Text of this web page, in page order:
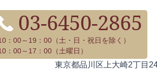
03-6450-2865
：00～19：00（土・日・祝日を除く）
：00～17：00（土曜日）
東京都品川区上大崎2丁目